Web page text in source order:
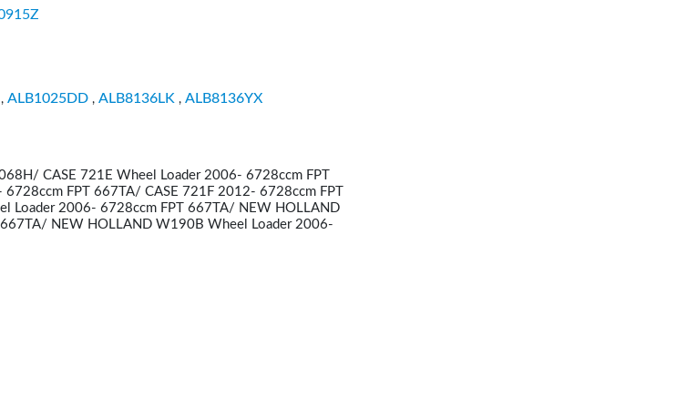
, ALB1025DD , ALB8136LK , ALB8136YX
CASE 721E Wheel Loader 2006- 6728ccm FPT
FPT 667TA/ CASE 721F 2012- 6728ccm FPT
Loader 2006- 6728ccm FPT 667TA/ NEW HOLLAND
NEW HOLLAND W190B Wheel Loader 2006-